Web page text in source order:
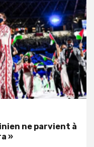
ne parvient à
»